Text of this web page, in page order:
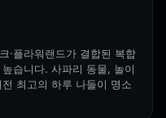
·플라워랜드가 결합된 복합
습니다. 사파리 동물, 놀이
최고의 하루 나들이 명소